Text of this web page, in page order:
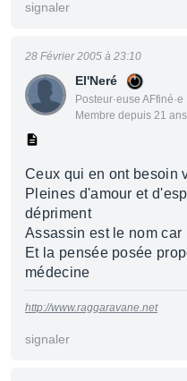
signaler
El'Neré
Posteur·euse AFfiné·e
Membre depuis 21 ans
28 Février 2005 à 23:10
Ceux qui en ont besoin
Pleines d'amour et
dépriment
Assassin est le nom
Et la pensée posée
médecine
http://www.raggaravane.net
signaler